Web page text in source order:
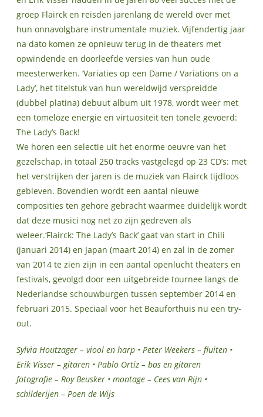
groep Flairck en reisden jarenlang de wereld over met
hun onnavolgbare instrumentale muziek. Vijfendertig jaar
na dato komen ze opnieuw terug in de theaters met
opwindende en doorleefde versies van hun oude
meesterwerken. ‘Variaties op een Dame / Variations on a
Lady’, het titelstuk van hun wereldwijd verspreidde
(dubbel platina) debuut album uit 1978, wordt weer met
een tomeloze energie en virtuositeit ten tonele gevoerd:
The Lady’s Back!
We horen een selectie uit het enorme oeuvre van het
gezelschap, in totaal 250 tracks vastgelegd op 23 CD’s: met
het verstrijken der jaren is de muziek van Flairck tijdloos
gebleven. Bovendien wordt een aantal nieuwe
composities ten gehore gebracht waarmee duidelijk wordt
dat deze musici nog net zo zijn gedreven als
weleer.‘Flairck: The Lady’s Back’ gaat van start in Chili
(januari 2014) en Japan (maart 2014) en zal in de zomer
van 2014 te zien zijn in een aantal openlucht theaters en
festivals, gevolgd door een uitgebreide tournee langs de
Nederlandse schouwburgen tussen september 2014 en
februari 2015. Speciaal voor het Beauforthuis nu een try-
out.
Sylvia Houtzager – viool en harp • Peter Weekers – fluiten •
Erik Visser – gitaren • Pablo Ortiz – bas en gitaren
fotografie – Roy Beusker • montage – Cees van Rijn •
schilderijen – Poen de Wijs